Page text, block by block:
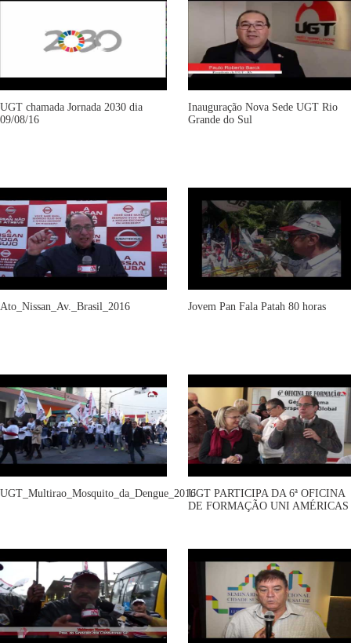
UGT chamada Jornada 2030 dia
09/08/16
Inauguração Nova Sede UGT Rio
Grande do Sul
Ato_Nissan_Av._Brasil_2016 Jovem Pan Fala Patah 80 horas
UGT_Multirao_Mosquito_da_Dengue_2016UGT PARTICIPA DA 6ª OFICINA
DE FORMAÇÃO UNI AMÉRICAS